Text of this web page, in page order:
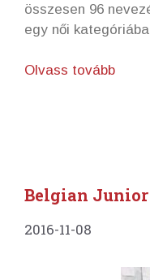
összesen 96
egy női
Olvass tovább
Belgian Junior
2016-11-08